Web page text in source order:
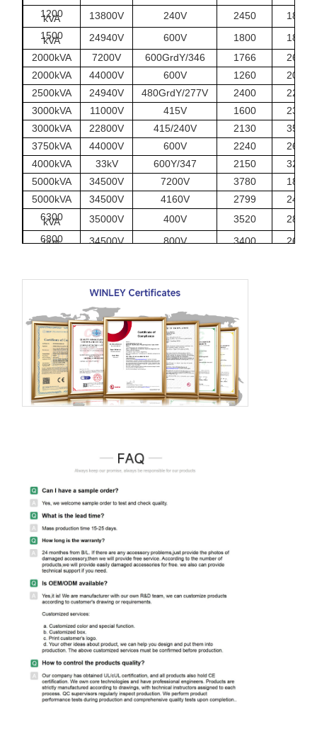
1200
kVA 13800V 240V 2450
1850
1500
kVA 24940V 600V 1800
1880
2000kVA
7200V 600GrdY/346 1766
2680
2000kVA
44000V 600V 1260
2090
2500kVA
24940V 480GrdY/277V 2400
2200
3000kVA
11000V 415V 1600
2330
3000kVA
22800V 415/240V 2130
3500
3750kVA
44000V 600V 2240
2650
4000kVA
33kV 600Y/347 2150
3250
5000kVA
34500V 7200V 3780
1850
5000kVA
34500V 4160V 2799
2400
6300
kVA 35000V 400V 3520
2820
6800
kVA 34500V 800V 3400
2670